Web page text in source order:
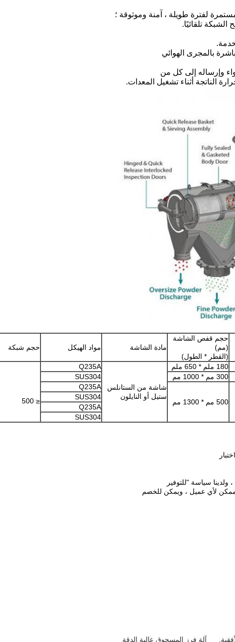
لفترة طويلة ، آمنة وموثوقة ؛
الناتجة أثناء تشغيل المعدات.
حجم قفص الشاشة
(مم)
(القطر * الطول)
مادة الشاشة مواد الهيكل حجم شبكة
180 ملم * 650 ملم
شاشة من الستانلس
ستيل أو النايلون
Q235A
≤ 500
300 مم * 1000 مم SUS304
500 مم * 1300 مم
Q235A
SUS304
Q235A
SUS304
سياسة "للتوفير
لأي عميل ، ويمكن للخصم
آلة فرز المسحوق عالية الدقة